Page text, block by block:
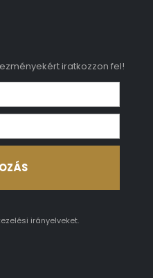
iratkozzon fel!
irányelveket.